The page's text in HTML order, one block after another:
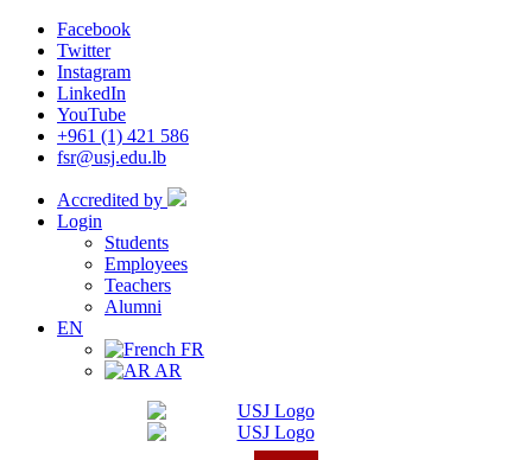
Facebook
Twitter
Instagram
LinkedIn
YouTube
+961 (1) 421 586
fsr@usj.edu.lb
Accredited by
Login
Students
Employees
Teachers
Alumni
EN
FR
AR